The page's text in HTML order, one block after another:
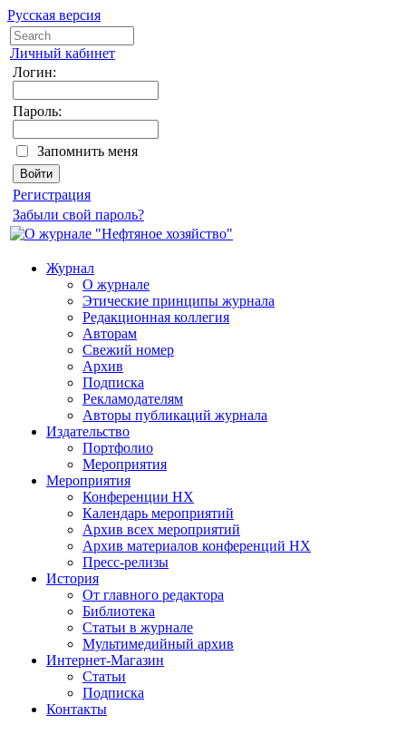
Русская версия
Личный кабинет
Логин:
Пароль:
Запомнить меня
Регистрация
Забыли свой пароль?
Журнал
О журнале
Этические принципы журнала
Редакционная коллегия
Авторам
Свежий номер
Архив
Подписка
Рекламодателям
Авторы публикаций журнала
Издательство
Портфолио
Мероприятия
Мероприятия
Конференции НХ
Календарь мероприятий
Архив всех мероприятий
Архив материалов конференций НХ
Пресс-релизы
История
От главного редактора
Библиотека
Статьи в журнале
Мультимедийный архив
Интернет-Магазин
Статьи
Подписка
Контакты